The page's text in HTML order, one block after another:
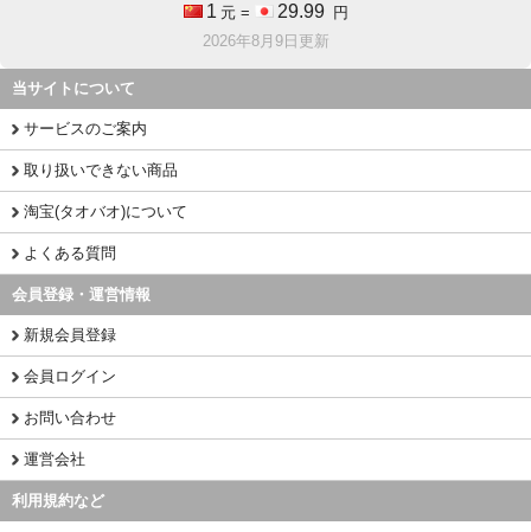
1 元 = 29.99
円
2026年8月9日更新
当サイトについて
サービスのご案内
取り扱いできない商品
淘宝(タオバオ)について
よくある質問
会員登録・運営情報
新規会員登録
会員ログイン
お問い合わせ
運営会社
利用規約など